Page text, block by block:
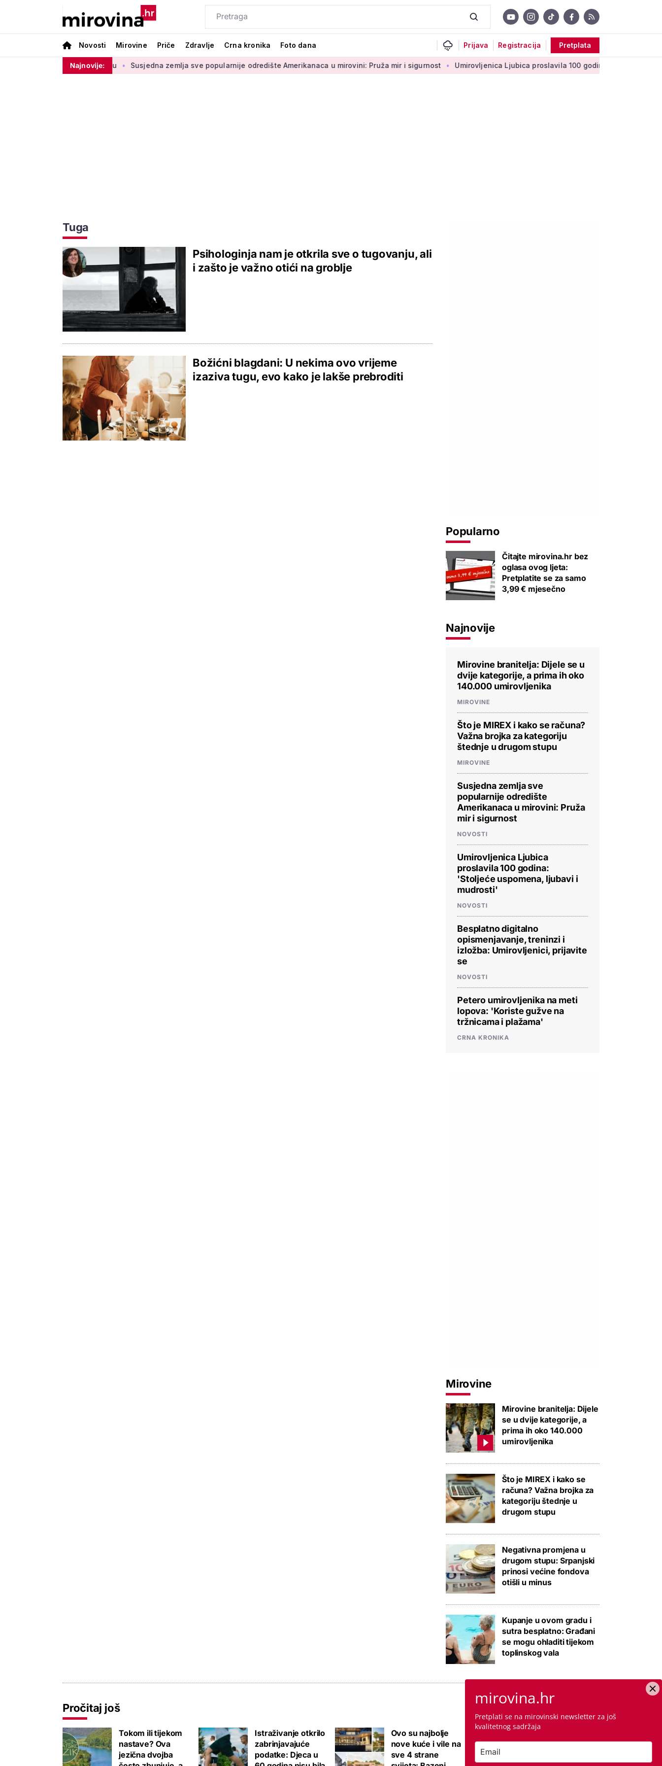
Novosti Mirovine Priče Zdravlje Crna kronika Foto dana Prijava Registracija Pretplata
Najnovije:
u drugom stupu Susjedna zemlja sve popularnije odredište Amerikanaca u mirovini: Pruža mir i sigurnost Umirovljenica Ljubica proslavila 100 godina: 'Stoljeće uspomena,
Tuga
Psihologinja nam je otkrila sve o tugovanju, ali
i zašto je važno otići na groblje
Božićni blagdani: U nekima ovo vrijeme
izaziva tugu, evo kako je lakše prebroditi
Popularno
Čitajte mirovina.hr bez
oglasa ovog ljeta:
Pretplatite se za samo
3,99 € mjesečno
Najnovije
Mirovine branitelja: Dijele se u
dvije kategorije, a prima ih oko
140.000 umirovljenika
MIROVINE
Što je MIREX i kako se računa?
Važna brojka za kategoriju
štednje u drugom stupu
MIROVINE
Susjedna zemlja sve
popularnije odredište
Amerikanaca u mirovini: Pruža
mir i sigurnost
NOVOSTI
Umirovljenica Ljubica
proslavila 100 godina:
'Stoljeće uspomena, ljubavi i
mudrosti'
NOVOSTI
Besplatno digitalno
opismenjavanje, treninzi i
izložba: Umirovljenici, prijavite
se
NOVOSTI
Petero umirovljenika na meti
lopova: 'Koriste gužve na
tržnicama i plažama'
CRNA KRONIKA
Mirovine
Mirovine branitelja: Dijele
se u dvije kategorije, a
prima ih oko 140.000
umirovljenika
Što je MIREX i kako se
računa? Važna brojka za
kategoriju štednje u
drugom stupu
Negativna promjena u
drugom stupu: Srpanjski
prinosi većine fondova
otišli u minus
Kupanje u ovom gradu i
sutra besplatno: Građani
se mogu ohladiti tijekom
toplinskog vala
Pročitaj još
Tokom ili tijekom
nastave? Ova
jezična dvojba
Istraživanje otkrilo
zabrinjavajuće
podatke: Djeca u
Ovo su najbolje
nove kuće i vile na
sve 4 strane
Nema više 'sin mi
se ženi pa izađi iz
mirovina.hr
Pretplati se na mirovinski newsletter za još
kvalitetnog sadržaja